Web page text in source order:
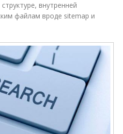
внутренней
файлам вроде sitemap и